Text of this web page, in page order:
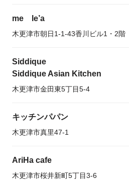
me le’a
木更津市朝日1-1-43香川ビル1・2階
Siddique
Siddique Asian Kitchen
木更津市金田東5丁目5-4
キッチンパパン
木更津市真里47-1
AriHa cafe
木更津市桜井新町5丁目3-6